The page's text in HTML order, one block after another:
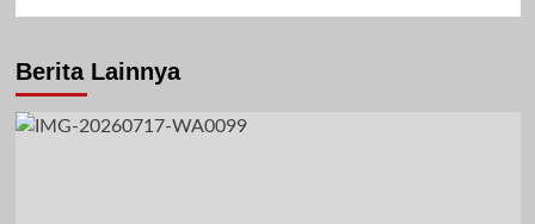
Berita Lainnya